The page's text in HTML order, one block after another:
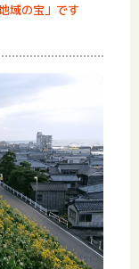
域の宝」です